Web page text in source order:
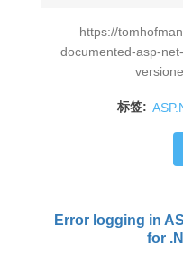
https://
documented-asp-
标签:
Error logging in
for